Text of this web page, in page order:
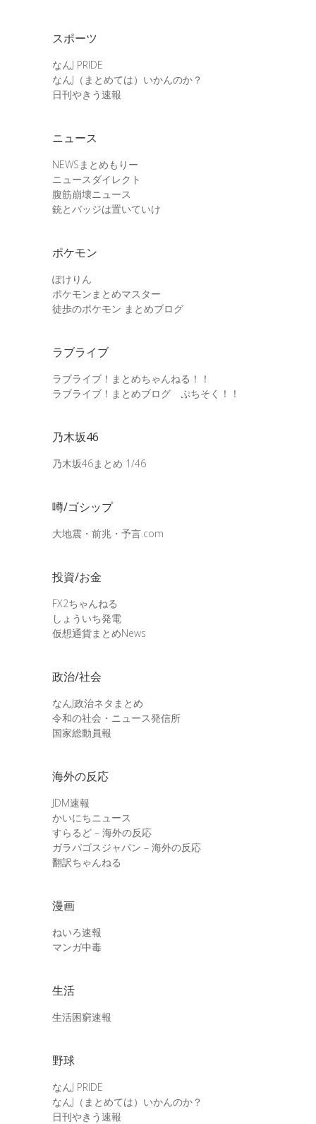
スポーツ
なんJ PRIDE
なんJ（まとめては）いかんのか？
日刊やきう速報
ニュース
NEWSまとめもりー
ニュースダイレクト
腹筋崩壊ニュース
銃とバッジは置いていけ
ポケモン
ぽけりん
ポケモンまとめマスター
徒歩のポケモン まとめブログ
ラブライブ
ラブライブ！まとめちゃんねる！！
ラブライブ！まとめブログ ぷちそく！！
乃木坂46
乃木坂46まとめ 1/46
噂/ゴシップ
大地震・前兆・予言.com
投資/お金
FX2ちゃんねる
しょういち発電
仮想通貨まとめNews
政治/社会
なんJ政治ネタまとめ
令和の社会・ニュース発信所
国家総動員報
海外の反応
JDM速報
かいにちニュース
すらるど – 海外の反応
ガラパゴスジャパン – 海外の反応
翻訳ちゃんねる
漫画
ねいろ速報
マンガ中毒
生活
生活困窮速報
野球
なんJ PRIDE
なんJ（まとめては）いかんのか？
日刊やきう速報